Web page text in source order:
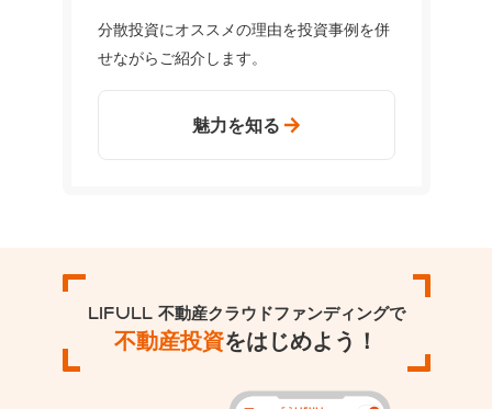
分散投資にオススメの理由を投資事例を併
せながらご紹介します。
魅力を知る
LIFULL 不動産クラウドファンディングで
不動産投資をはじめよう！